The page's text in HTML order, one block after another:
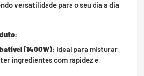
versatilidade para o seu dia a dia.
:
(1400W): Ideal para misturar,
ingredientes com rapidez e